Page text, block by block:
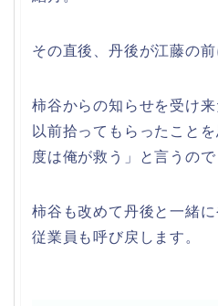
その直後、丹後が江藤の前
柿谷からの知らせを受け
以前拾ってもらったこと
度は俺が救う」と言うので
柿谷も改めて丹後と一緒
従業員も呼び戻します。